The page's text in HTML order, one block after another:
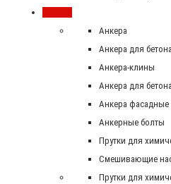
Анкера
Анкера для бетона
Анкера-клины
Анкера для бетона
Анкера фасадные
Анкерные болты
Прутки для
Смешивающие
Прутки для